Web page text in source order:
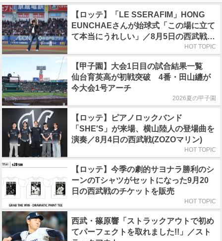
【ロッテ】「LE SSERAFIM」HONG
EUNCHAEさんが始球式「この場に立て
て本当にうれしい」／8月5日の西武戦
HOT TOPIC
【甲子園】大会1日目の試合結果一覧
仙台育英高が初戦突破 4番・田山纏が
今大会1号アーチ
2026夏の甲子園
【ロッテ】ピアノロックバンド
「SHE'S」が来場、横山陸人の登場曲を
演奏／8月4日の西武戦(ZOZOマリン)
HOT TOPIC
【ロッテ】今季の劇的サヨナラ勝利のシ
ーンのTシャツがセットになった9月20
日の西武戦のチケットを販売
HOT TOPIC
西武・篠原響「ストラックアウトで初め
てパーフェクトを取れました!!」／スト